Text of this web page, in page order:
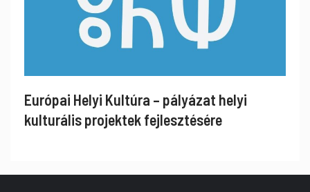
Európai Helyi Kultúra – pályázat helyi
kulturális projektek fejlesztésére